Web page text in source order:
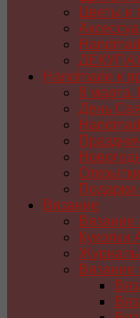
Цветы и
Handmade к
8 марта.
День
Подарки
Вязание
Вязание
Куколки
Вязание